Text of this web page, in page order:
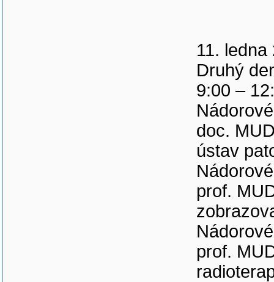
11. ledna
Druhý
9:00 –
doc.
ústav
prof.
prof.